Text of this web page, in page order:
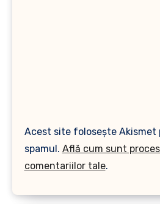
Acest site folosește Akismet
spamul. Află cum sunt
comentariilor tale.